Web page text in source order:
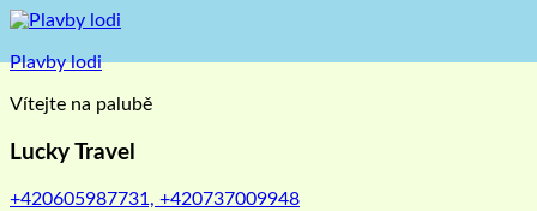
Skip
content
Plavby lodi
Vítejte na palubě
Lucky Travel
+420605987731, +420737009948